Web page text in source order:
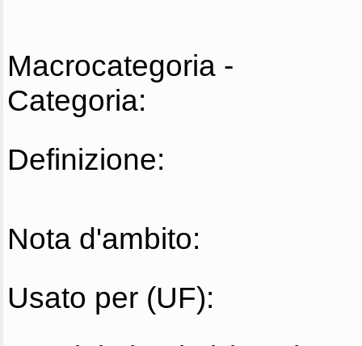
Macrocategoria -
Categoria:
Definizione:
Nota d'ambito:
Usato per (UF):